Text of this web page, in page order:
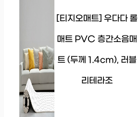
[티지오매트] 우다다 롤
매트 PVC 층간소음매
트 (두께 1.4cm), 러블
리테라조